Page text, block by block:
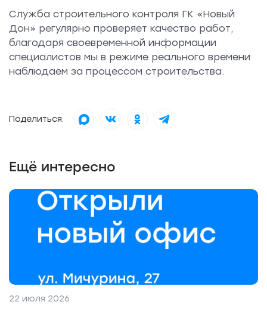
Служба строительного контроля ГК «Новый
Дон» регулярно проверяет качество работ,
благодаря своевременной информации
специалистов мы в режиме реального времени
наблюдаем за процессом строительства.
Поделиться:
Ещё интересно
22 июля 2026